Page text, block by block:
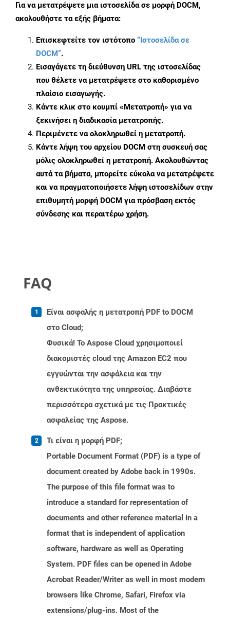
Για να μετατρέψετε μια ιστοσελίδα σε μορφή DOCM,
ακολουθήστε τα εξής βήματα:
Επισκεφτείτε τον ιστότοπο “Ιστοσελίδα σε
DOCM”.
Εισαγάγετε τη διεύθυνση URL της ιστοσελίδας
που θέλετε να μετατρέψετε στο καθορισμένο
πλαίσιο εισαγωγής.
Κάντε κλικ στο κουμπί «Μετατροπή» για να
ξεκινήσει η διαδικασία μετατροπής.
Περιμένετε να ολοκληρωθεί η μετατροπή.
Κάντε λήψη του αρχείου DOCM στη συσκευή σας
μόλις ολοκληρωθεί η μετατροπή. Ακολουθώντας
αυτά τα βήματα, μπορείτε εύκολα να μετατρέψετε
και να πραγματοποιήσετε λήψη ιστοσελίδων στην
επιθυμητή μορφή DOCM για πρόσβαση εκτός
σύνδεσης και περαιτέρω χρήση.
FAQ
Είναι ασφαλής η μετατροπή PDF to DOCM
στο Cloud;
Φυσικά! Το Aspose Cloud χρησιμοποιεί
διακομιστές cloud της Amazon EC2 που
εγγυώνται την ασφάλεια και την
ανθεκτικότητα της υπηρεσίας. Διαβάστε
περισσότερα σχετικά με τις Πρακτικές
ασφαλείας της Aspose.
Τι είναι η μορφή PDF;
Portable Document Format (PDF) is a type of
document created by Adobe back in 1990s.
The purpose of this file format was to
introduce a standard for representation of
documents and other reference material in a
format that is independent of application
software, hardware as well as Operating
System. PDF files can be opened in Adobe
Acrobat Reader/Writer as well in most modern
browsers like Chrome, Safari, Firefox via
extensions/plug-ins. Most of the